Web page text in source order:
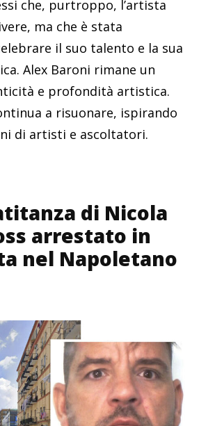
che, purtroppo, l’artista
ma che è stata
il suo talento e la sua
Alex Baroni rimane un
e profondità artistica.
a risuonare, ispirando
di artisti e ascoltatori.
di Nicola
arrestato in
nel Napoletano